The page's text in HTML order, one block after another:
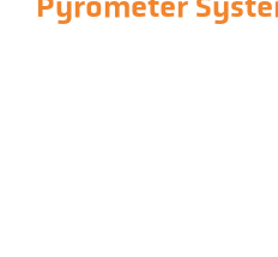
Pyrometer